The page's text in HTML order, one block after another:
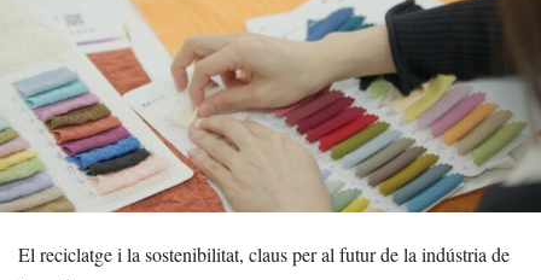
El reciclatge i la sostenibilitat, claus per al futur de la indústria de